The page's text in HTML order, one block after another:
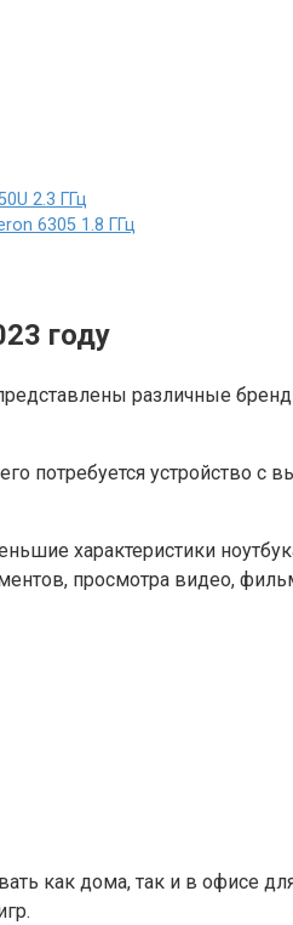
2.3 ГГц
6305 1.8 ГГц
году
различные
потребуется устройство
характеристики
просмотра видео,
как дома, так и в офисе